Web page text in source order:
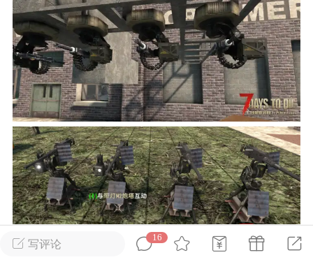
02-10 15:45
电脑端 其他&工具
卖挂
禁止发布联机可用的作弊模组，
单机辅助引流私下售卖服务器外挂！
作弊模组的发布规范近期收到一些信息
作弊模组在联机服务器使用,为了维护游
环境，中文网特此发布以下声明，规范
模组的发布行为：1. *...
汉
72 2.21w
大人
Lv.8
写评论
16